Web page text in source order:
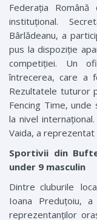
Federația
instituțional.
Bârlădeanu, a
pus la dispoziție
competiției. Un
întrecerea, care a
Rezultatele tuturor
Fencing Time,
la nivel
Vaida, a reprezentat
Sportivii din
under 9 masculin
Dintre cluburile
Ioana Preduțoiu,
reprezentanților